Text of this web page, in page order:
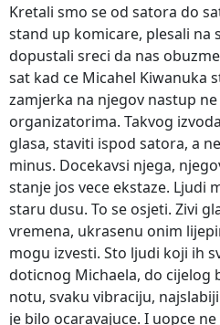
Kretali smo se od satora do
stand up komicare, plesali na
dopustali sreci da nas
sat kad ce Micahel Kiwanuka
zamjerka na njegov nastup
organizatorima. Takvog
glasa, staviti ispod satora, a
minus. Docekavsi njega,
stanje jos vece ekstaze. Ljudi
staru dusu. To se osjeti. Zivi
vremena, ukrasenu onim
mogu izvesti. Sto ljudi koji ih
doticnog Michaela, do cijelog
notu, svaku vibraciju,
je bilo ocaravajuce. I uopce